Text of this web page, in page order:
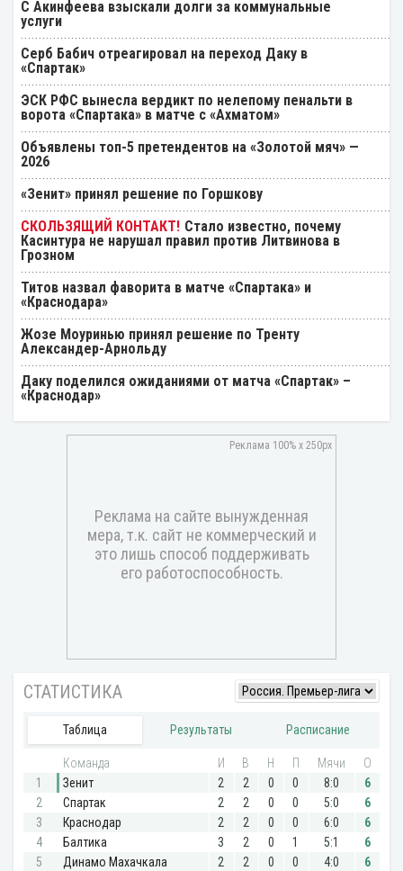
С Акинфеева взыскали долги за коммунальные
услуги
Серб Бабич отреагировал на переход Даку в
«Спартак»
ЭСК РФС вынесла вердикт по нелепому пенальти в
ворота «Спартака» в матче с «Ахматом»
Объявлены топ-5 претендентов на «Золотой мяч» —
2026
«Зенит» принял решение по Горшкову
Стало известно, почему
Касинтура не нарушал правил против Литвинова в
Грозном
Титов назвал фаворита в матче «Спартака» и
«Краснодара»
Жозе Моуринью принял решение по Тренту
Александер-Арнольду
Даку поделился ожиданиями от матча «Спартак» –
«Краснодар»